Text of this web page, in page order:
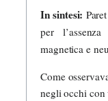
In sintesi:
per
magnetica e
Come
negli occhi con